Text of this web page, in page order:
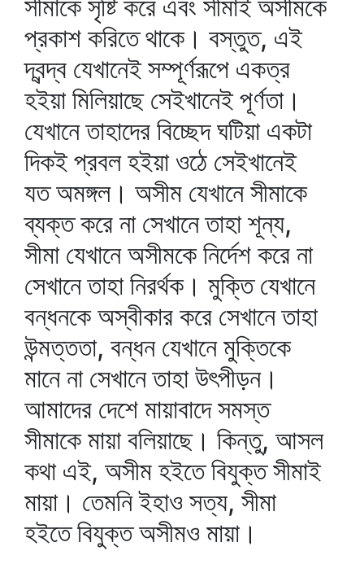
সীমাকে সৃষ্টি করে এবং সীমাই অসীমকে
প্রকাশ করিতে থাকে। বস্তুত, এই
দ্বন্দ্ব যেখানেই সম্পূর্ণরূপে একত্র
হইয়া মিলিয়াছে সেইখানেই পূর্ণতা।
যেখানে তাহাদের বিচ্ছেদ ঘটিয়া একটা
দিকই প্রবল হইয়া ওঠে সেইখানেই
যত অমঙ্গল। অসীম যেখানে সীমাকে
ব্যক্ত করে না সেখানে তাহা শূন্য,
সীমা যেখানে অসীমকে নির্দেশ করে না
সেখানে তাহা নিরর্থক। মুক্তি যেখানে
বন্ধনকে অস্বীকার করে সেখানে তাহা
উন্মত্ততা, বন্ধন যেখানে মুক্তিকে
মানে না সেখানে তাহা উৎপীড়ন।
আমাদের দেশে মায়াবাদে সমস্ত
সীমাকে মায়া বলিয়াছে। কিন্তু, আসল
কথা এই, অসীম হইতে বিযুক্ত সীমাই
মায়া। তেমনি ইহাও সত্য, সীমা
হইতে বিযুক্ত অসীমও মায়া।